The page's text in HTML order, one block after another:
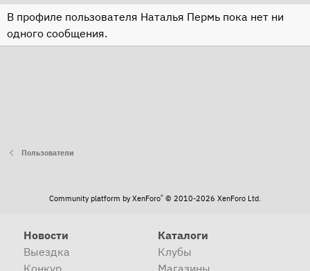
В профиле пользователя Наталья Пермь пока нет ни
одного сообщения.
Пользователи
Community platform by XenForo® © 2010-2026 XenForo Ltd.
Новости
Выездка
Каталоги
Клубы